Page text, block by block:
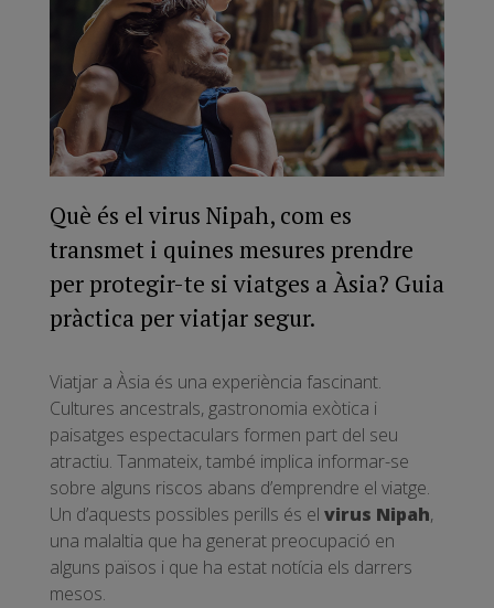
Què és el virus Nipah, com es
transmet i quines mesures prendre
per protegir-te si viatges a Àsia? Guia
pràctica per viatjar segur.
Viatjar a Àsia és una experiència fascinant.
Cultures ancestrals, gastronomia exòtica i
paisatges espectaculars formen part del seu
atractiu. Tanmateix, també implica informar-se
sobre alguns riscos abans d’emprendre el viatge.
Un d’aquests possibles perills és el virus Nipah,
una malaltia que ha generat preocupació en
alguns països i que ha estat notícia els darrers
mesos.